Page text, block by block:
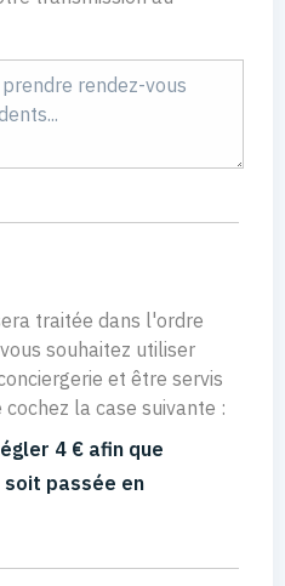
traitée dans l'ordre
souhaitez utiliser
et être servis
la case suivante :
4 € afin que
soit passée en